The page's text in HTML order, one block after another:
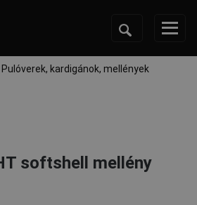
Pulóverek, kardigánok, mellények
softshell mellény